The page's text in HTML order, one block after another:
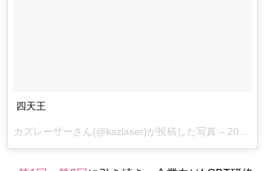
四天王
カズレーザーさん(@kazlaser)が投稿した写真 – 2016 12月 18 8:32午後 PST